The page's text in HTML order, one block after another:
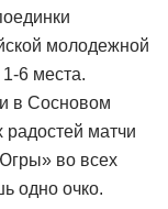
молодежной
6 места.
в Сосновом
матчи
во всех
одно очко.